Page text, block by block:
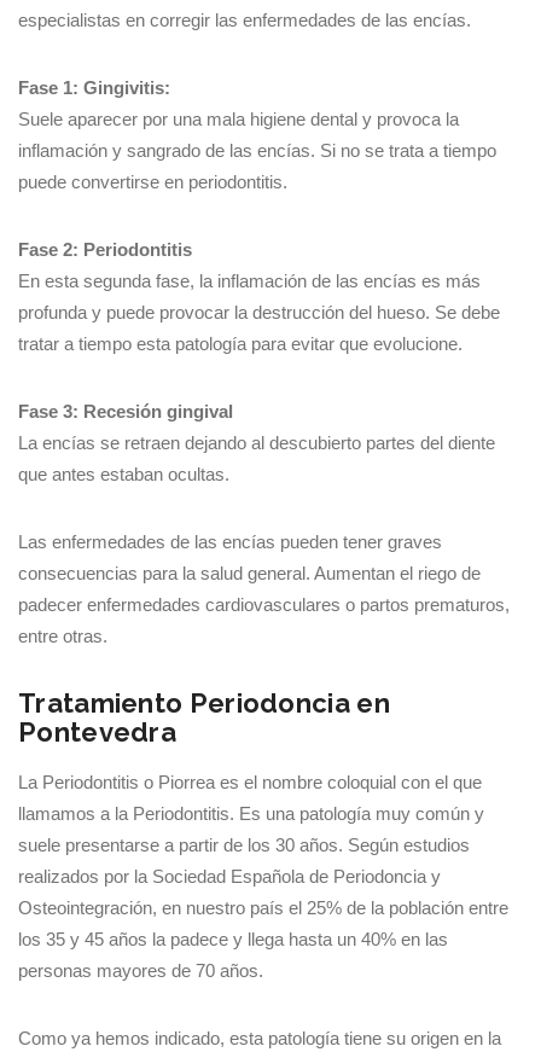
especialistas en corregir las enfermedades de las encías.
Fase 1: Gingivitis:
Suele aparecer por una mala higiene dental y provoca la
inflamación y sangrado de las encías. Si no se trata a tiempo
puede convertirse en periodontitis.
Fase 2: Periodontitis
En esta segunda fase, la inflamación de las encías es más
profunda y puede provocar la destrucción del hueso. Se debe
tratar a tiempo esta patología para evitar que evolucione.
Fase 3: Recesión gingival
La encías se retraen dejando al descubierto partes del diente
que antes estaban ocultas.
Las enfermedades de las encías pueden tener graves
consecuencias para la salud general. Aumentan el riego de
padecer enfermedades cardiovasculares o partos prematuros,
entre otras.
Tratamiento Periodoncia en
Pontevedra
La Periodontitis o Piorrea es el nombre coloquial con el que
llamamos a la Periodontitis. Es una patología muy común y
suele presentarse a partir de los 30 años. Según estudios
realizados por la Sociedad Española de Periodoncia y
Osteointegración, en nuestro país el 25% de la población entre
los 35 y 45 años la padece y llega hasta un 40% en las
personas mayores de 70 años.
Como ya hemos indicado, esta patología tiene su origen en la